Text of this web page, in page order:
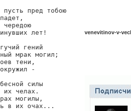
пред тобою
чередою
лет!
гений
мрак могил;
тени,
-
силы
их челах.
могилы,
в их очах...
venevitinov-v-